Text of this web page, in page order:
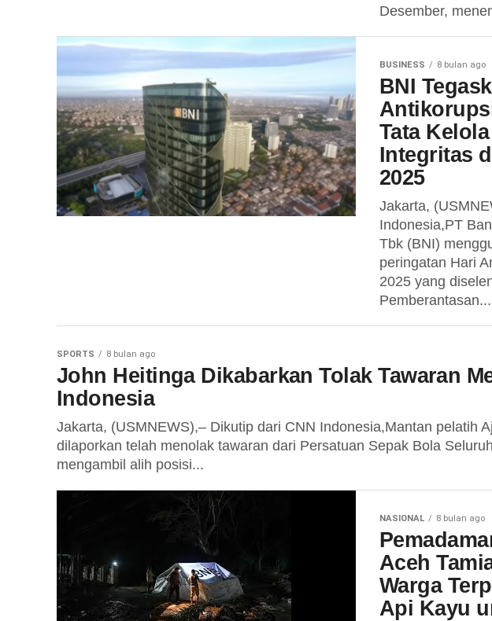
Desember,
BUSINESS 8 bulan ago
BNI
Tata
Integritas
2025
Jakarta,
Indonesia,PT
Tbk (BNI)
peringatan Hari
2025 yang
Pemberantasan...
SPORTS 8 bulan ago
John Heitinga Dikabarkan Tolak Tawaran
Indonesia
Jakarta, (USMNEWS),– Dikutip dari CNN Indonesia,Mantan pelatih
dilaporkan telah menolak tawaran dari Persatuan Sepak Bola
mengambil alih posisi...
NASIONAL 8 bulan ago
Aceh
Warga
Api Kayu